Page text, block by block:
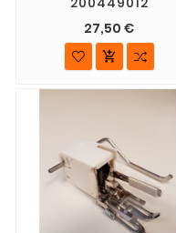
27,50 €
